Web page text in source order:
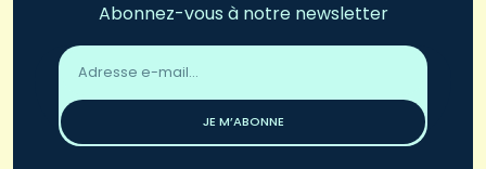
Abonnez-vous à notre newsletter
Adresse
email
JE M’ABONNE